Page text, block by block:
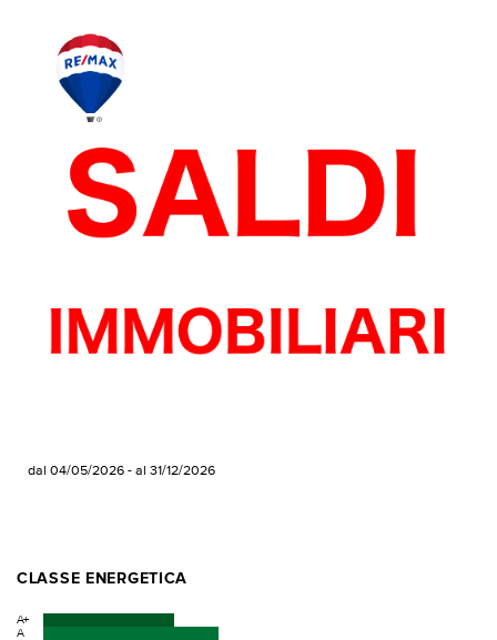
dal 04/05/2026 - al 31/12/2026
CLASSE ENERGETICA
A+
A